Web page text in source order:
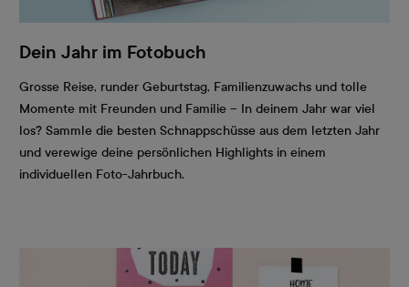
Dein Jahr im Fotobuch
Grosse Reise, runder Geburtstag, Familienzuwachs und tolle
Momente mit Freunden und Familie – In deinem Jahr war viel
los? Sammle die besten Schnappschüsse aus dem letzten Jahr
und verewige deine persönlichen Highlights in einem
individuellen Foto-Jahrbuch.